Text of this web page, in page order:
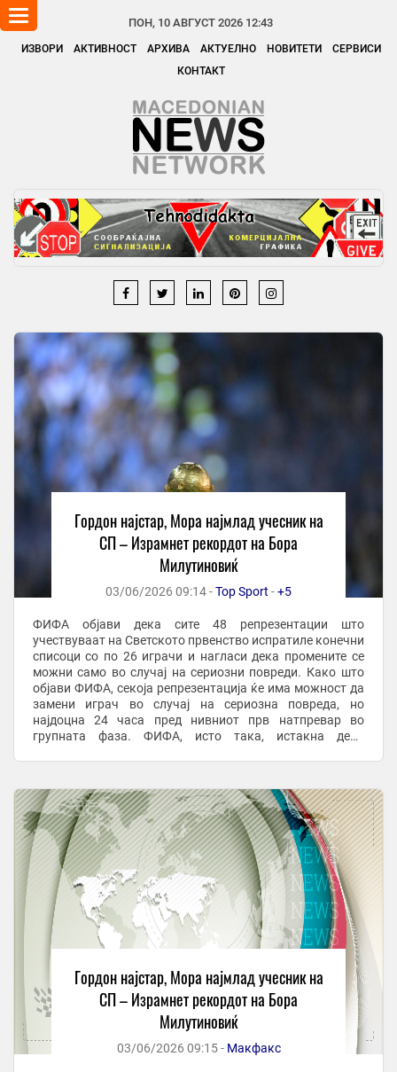
ПОН, 10 АВГУСТ 2026 12:43
ИЗВОРИ АКТИВНОСТ АРХИВА АКТУЕЛНО НОВИТЕТИ
СЕРВИСИ
КОНТАКТ
Toggle
navigation
Гордон најстар, Мора најмлад учесник на
СП – Израмнет рекордот на Бора
Милутиновиќ
03/06/2026 09:14 -Top Sport -+5
ФИФА објави дека сите 48 репрезентации што
учествуваат на Светското првенство испратиле конечни
списоци со по 26 играчи и нагласи дека промените се
можни само во случај на сериозни повреди. Како што
објави ФИФА, секоја репрезентација ќе има можност да
замени играч во случај на сериозна повреда, но
најдоцна 24 часа пред нивниот прв натпревар во
групната фаза. ФИФА, исто така, истакна дека
Гордон најстар, Мора најмлад учесник на
СП – Израмнет рекордот на Бора
Милутиновиќ
03/06/2026 09:15 - Макфакс